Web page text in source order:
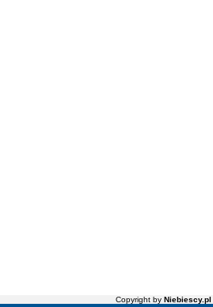
Copyright by Niebiescy.pl